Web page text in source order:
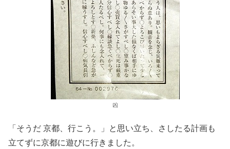
凶
「そうだ 京都、行こう。」と思い立ち、さしたる計画も
立てずに京都に遊びに行きました。